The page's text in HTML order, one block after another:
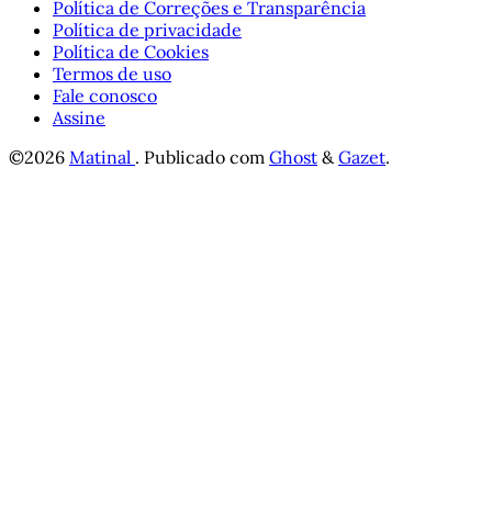
Política de Correções e Transparência
Política de privacidade
Política de Cookies
Termos de uso
Fale conosco
Assine
©2026 Matinal . Publicado com Ghost & Gazet.